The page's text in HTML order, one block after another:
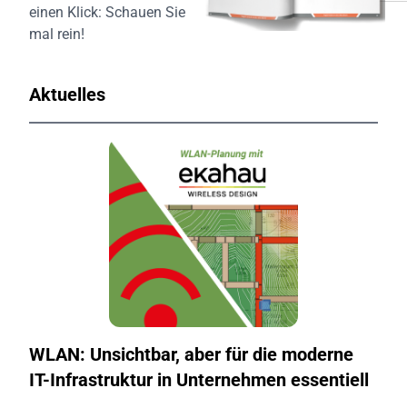
einen Klick: Schauen Sie
mal rein!
Aktuelles
WLAN: Unsichtbar, aber für die moderne
IT-Infrastruktur in Unternehmen essentiell